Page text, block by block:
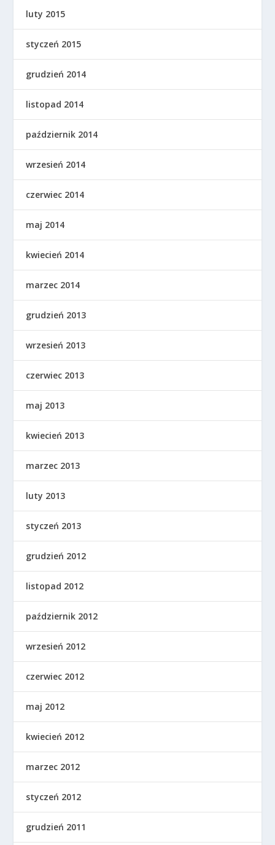
luty 2015
styczeń 2015
grudzień 2014
listopad 2014
październik 2014
wrzesień 2014
czerwiec 2014
maj 2014
kwiecień 2014
marzec 2014
grudzień 2013
wrzesień 2013
czerwiec 2013
maj 2013
kwiecień 2013
marzec 2013
luty 2013
styczeń 2013
grudzień 2012
listopad 2012
październik 2012
wrzesień 2012
czerwiec 2012
maj 2012
kwiecień 2012
marzec 2012
styczeń 2012
grudzień 2011